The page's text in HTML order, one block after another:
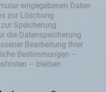
eingegebenen Daten
zur Löschung
Speicherung
die Datenspeicherung
Bearbeitung Ihrer
Bestimmungen –
– bleiben